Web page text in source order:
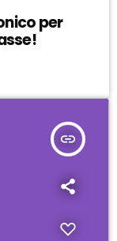
per
insert_link